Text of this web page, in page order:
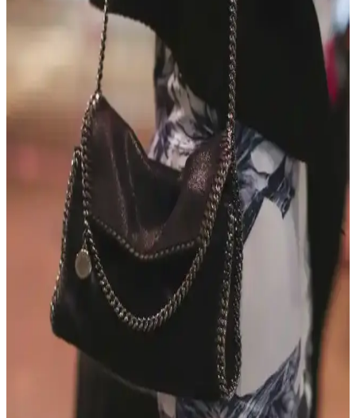
Çanta tasarımlarında renkli ve neşeli modellerin 'çocukça' algısı,
bireysel ifade ve kültürel farklılıklarla şekillenir. Stil, özgünlük ve
mutlulukla anlam kazanır.
Kişisel Özelliklerle Çanta Seçimi: İsim, İnisiyal ve
Anlamlı Detayların Önemi
İsim, inisiyal ve kişisel sembollerle bağlantılı çanta seçimi,
kullanıcıların kendilerini ifade etme biçimini yansıtır. Doğum yılı,
favori renk ve ilgi alanları da seçimleri etkiler.
Opus Emiliano Aemilianus Mini Çantası: Sanat ve
El İşçiliğinin Özgün Buluşması
Opus Emiliano'nun Aemilianus Mini modeli, özgün geometrik
tasarımı ve yüksek işçilik kalitesiyle lüks çanta pazarında estetik ve
koleksiyon değeri sunuyor.
Gucci Jackie Çantanın Yeni Büyük Boy Versiyonu:
Deri Kalitesi ve Tasarım Özellikleri
Gucci Jackie çantanın yeni büyük boy versiyonu, taneli dış deri ve
yumuşak keçi iç derisiyle lüks ve konfor sunuyor. Esnek tasarımıyla
uniseks kullanım imkanı sağlıyor ve dayanıklılığıyla öne çıkıyor.
MAISON de SABRÉ Pikachu Çantası: Tasarım,
Kalite ve Kullanıcı Deneyimleri Üzerine Detaylı